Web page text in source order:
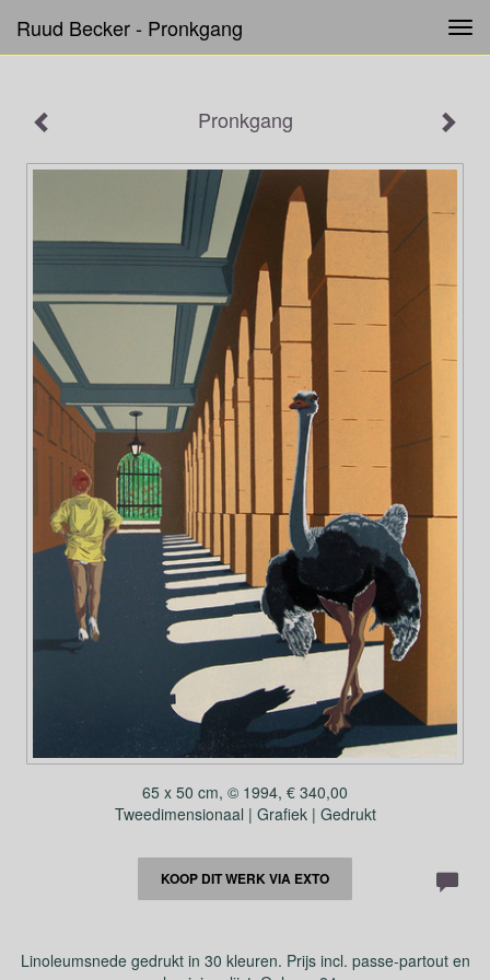
Ruud Becker - Pronkgang
Pronkgang
65 x 50 cm, © 1994, € 340,00
Tweedimensionaal | Grafiek | Gedrukt
KOOP DIT WERK VIA EXTO
Linoleumsnede gedrukt in 30 kleuren. Prijs incl. passe-partout en